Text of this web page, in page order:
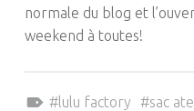
normale du blog et
weekend à toutes!
lulu factory
sac